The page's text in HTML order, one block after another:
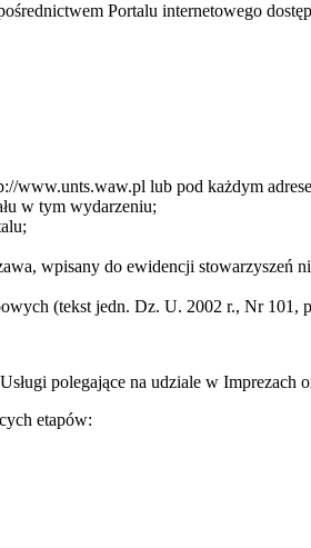
Portalu internetowego
www.unts.waw.pl lub pod każdym
w tym wydarzeniu;
wpisany do ewidencji stowarzyszeń
(tekst jedn. Dz. U. 2002 r., Nr 101,
polegające na udziale w Imprezach
etapów: